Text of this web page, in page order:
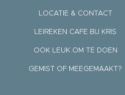
LOCATIE & CONTACT
LEIREKEN CAFE BIJ KRIS
OOK LEUK OM TE DOEN
GEMIST OF MEEGEMAAKT?